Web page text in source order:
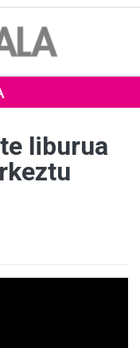
liburua